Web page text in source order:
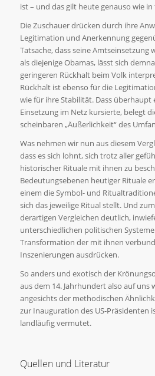
ist – und das gilt heute genauso wie
Die Zuschauer drücken durch ihre
Legitimation und Anerkennung
Tatsache, dass seine Amtseinsetzung
als diejenige Obamas, lässt sich
geringeren Rückhalt beim Volk
Rückhalt ist ebenso für die
wie für ihre Stabilität. Dass überhaupt
Einsetzung im Netz kursierte, belegt
scheinbaren „Äußerlichkeit“ des
Was nehmen wir nun aus diesem
dass es sich lohnt, sich trotz aller
historischer Rituale mit ihnen zu
Bedeutungsebenen heutiger Rituale
einem die Symbol- und
sich das jeweilige Ritual stellt. Und
derartigen Vergleichen deutlich,
unterschiedlichen politischen
Transformation der mit ihnen
Inszenierungen ausdrücken.
So anders und exotisch der
aus dem 14. Jahrhundert also auf uns
angesichts der methodischen
zur Inauguration des US-Präsidenten
landläufig vermutet.
Quellen und Literatur